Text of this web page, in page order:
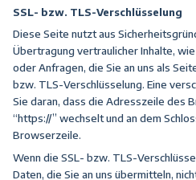
SSL- bzw. TLS-Verschlüsselung
Diese Seite nutzt aus
Übertragung vertraulicher Inhalte,
oder Anfragen, die Sie an uns als
bzw. TLS-Verschlüsselung. Eine
Sie daran, dass die Adresszeile des
“https://” wechselt und an dem
Browserzeile.
Wenn die SSL- bzw. TLS-
Daten, die Sie an uns übermitteln,